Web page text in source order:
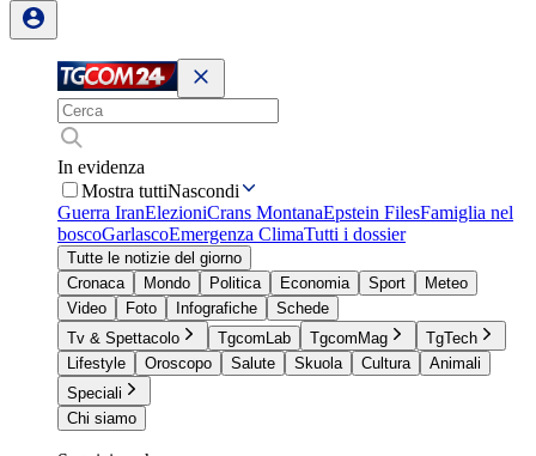
In evidenza
Mostra tuttiNascondi
Guerra IranElezioniCrans MontanaEpstein FilesFamiglia nel
boscoGarlascoEmergenza ClimaTutti i dossier
Tutte le notizie del giorno
Cronaca
Mondo Politica Economia Sport
Meteo
Video
Foto Infografiche
Schede
Tv & Spettacolo
TgcomLab TgcomMag
TgTech
Lifestyle
Oroscopo Salute Skuola Cultura
Animali
Speciali
Chi siamo